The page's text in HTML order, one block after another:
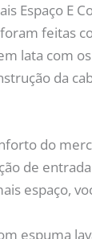
Espaço E
feitas
lata com
da
do
de
espaço,
espuma